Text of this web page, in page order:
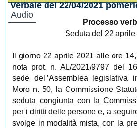
Verbale del 22/04/2021
Audio
Processo
Seduta del 22 aprile
Il giorno 22 aprile 2021 alle ore
nota prot. n. AL/2021/9797 del
sede dell’Assemblea legislativa
Moro n. 50, la Commissione
seduta congiunta con la
per i diritti delle persone e, a
svolge in modalità mista, con la